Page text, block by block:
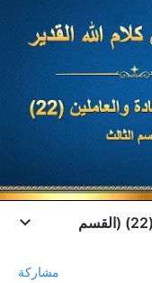
كلمة الله – مسؤوليات القادة والعاملين (22) (القسم
مشاركة